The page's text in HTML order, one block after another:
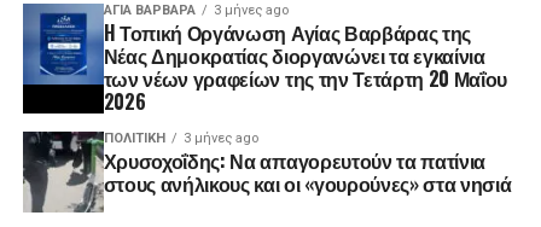
ΑΓΙΑ ΒΑΡΒΑΡΑ 3 μήνες ago
H Τοπική Οργάνωση Αγίας Βαρβάρας της
Νέας Δημοκρατίας διοργανώνει τα εγκαίνια
των νέων γραφείων της την Τετάρτη 20 Μαΐου
2026
ΠΟΛΙΤΙΚΉ 3 μήνες ago
Χρυσοχοΐδης: Να απαγορευτούν τα πατίνια
στους ανήλικους και οι «γουρούνες» στα νησιά